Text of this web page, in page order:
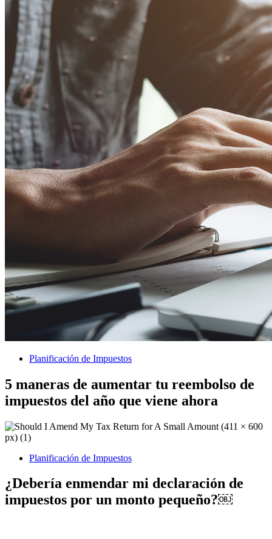
Planificación de Impuestos
5 maneras de aumentar tu reembolso de
impuestos del año que viene ahora
Planificación de Impuestos
¿Debería enmendar mi declaración de
impuestos por un monto pequeño?￼